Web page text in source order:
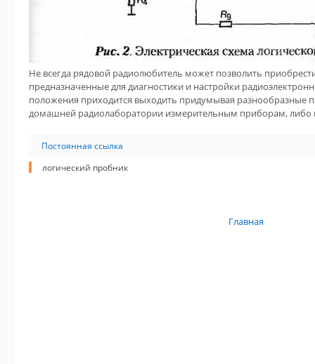
Не всегда рядовой радиолюбитель может позволить
предназначенные для диагностики и настройки
положения приходится выходить придумывая разнообразные
домашней радиолаборатории измерительным приборам, либо
Постоянная ссылка
логический пробник
Главная